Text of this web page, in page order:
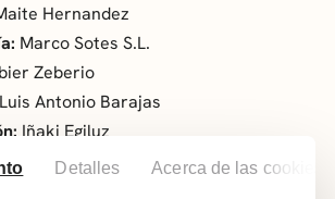
Detalles Acerca de las cookies
Hernandez
Marco Sotes S.L.
Zeberio
Luis Antonio Barajas
Iñaki Egiluz
Joserra Martinez